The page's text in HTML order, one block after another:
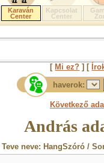
Karaván
Center
Kapcsolat
Center
[ Mi ez? ] [
haverok:
Következő
András
Teve neve: HangSzóró /